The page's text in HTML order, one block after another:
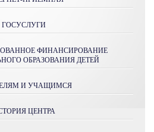
ГОСУСЛУГИ
ФИНАНСИРОВАНИЕ
ОБРАЗОВАНИЯ ДЕТЕЙ
И УЧАЩИМСЯ
ЦЕНТРА